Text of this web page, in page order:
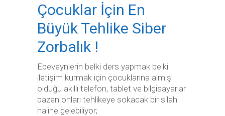
Çocuklar İçin En
Büyük Tehlike Siber
Zorbalık !
Ebeveynlerin belki ders yapmak belki
iletişim kurmak için çocuklarına almış
olduğu akıllı telefon, tablet ve bilgisayarlar
bazen onları tehlikeye sokacak bir silah
haline gelebiliyor;